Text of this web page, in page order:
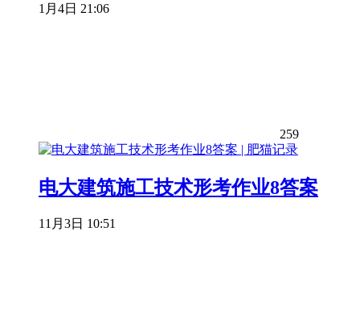
1月4日 21:06
259
电大建筑施工技术形考作业8答案
11月3日 10:51